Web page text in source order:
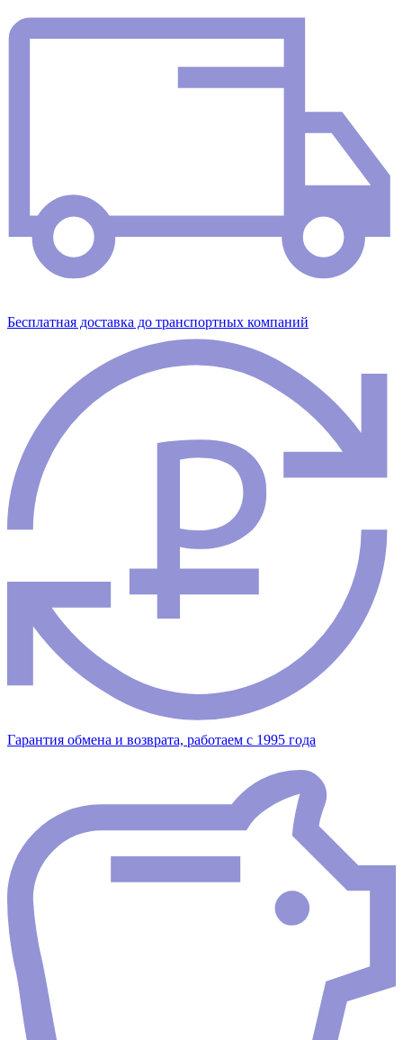
Бесплатная доставка до транспортных компаний
Гарантия обмена и возврата, работаем с 1995 года